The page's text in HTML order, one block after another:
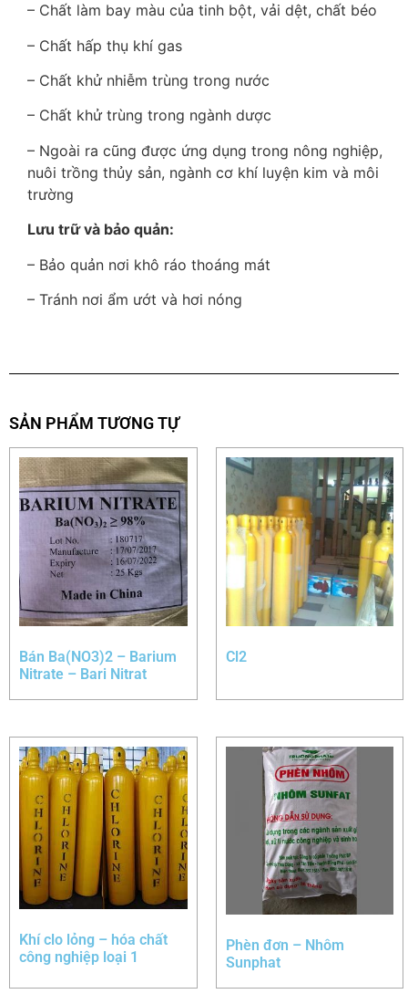
– Chất làm bay màu của tinh bột, vải dệt, chất béo
– Chất hấp thụ khí gas
– Chất khử nhiễm trùng trong nước
– Chất khử trùng trong ngành dược
– Ngoài ra cũng được ứng dụng trong nông nghiệp,
nuôi trồng thủy sản, ngành cơ khí luyện kim và môi
trường
Lưu trữ và bảo quản:
– Bảo quản nơi khô ráo thoáng mát
– Tránh nơi ẩm ướt và hơi nóng
SẢN PHẨM TƯƠNG TỰ
Bán Ba(NO3)2 – Barium
Nitrate – Bari Nitrat
Cl2
Khí clo lỏng – hóa chất
công nghiệp loại 1
Phèn đơn – Nhôm
Sunphat